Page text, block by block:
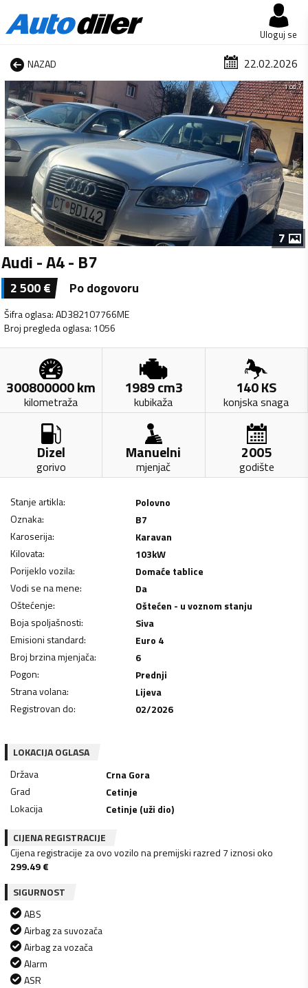
Uloguj se
NAZAD 22.02.2026
1 od 7
7
Audi - A4 - B7
2 500€ Po dogovoru
Šifra oglasa:AD382107766ME
Broj pregleda oglasa: 1056
300800000km
kilometraža
1989cm3
kubikaža
140KS
konjska snaga
Dizel
gorivo
Manuelni
mjenjač
2005
godište
Stanje artikla:
Polovno
Oznaka:
B7
Karoserija:
Karavan
Kilovata: 103kW
Porijeklo vozila:
Domaće tablice
Vodi se na mene:
Da
Oštećenje:
Oštećen - u voznom stanju
Boja spoljašnosti:
Siva
Emisioni standard:
Euro 4
Broj brzina mjenjača:
6
Pogon:
Prednji
Strana volana:
Lijeva
Registrovan do: 02/2026
LOKACIJA OGLASA
Država
Crna Gora
Grad
Cetinje
Lokacija
Cetinje (uži dio)
CIJENA REGISTRACIJE
Cijena registracije za ovo vozilo na premijski razred 7 iznosi oko
299.49€
SIGURNOST
ABS
Airbag za suvozača
Airbag za vozača
Alarm
ASR